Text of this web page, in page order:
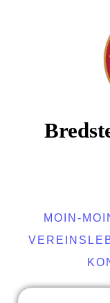
MOIN-